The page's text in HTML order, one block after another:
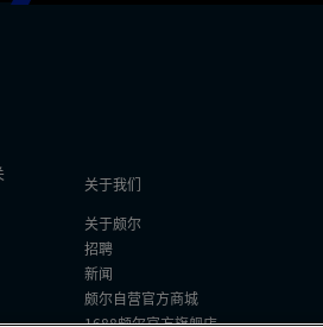
关于我们
关于颇尔
招聘
新闻
颇尔自营官方商城
1688颇尔官方旗舰店